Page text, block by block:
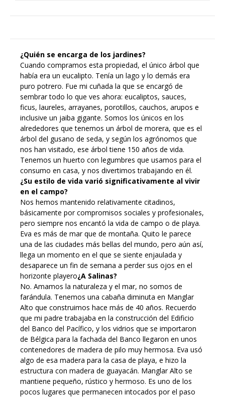
¿Quién se encarga de los jardines?
Cuando compramos esta propiedad, el único árbol que
había era un eucalipto. Tenía un lago y lo demás era
puro potrero. Fue mi cuñada la que se encargó de
sembrar todo lo que ves ahora: eucaliptos, sauces,
ficus, laureles, arrayanes, porotillos, cauchos, arupos e
inclusive un jaiba gigante. Somos los únicos en los
alrededores que tenemos un árbol de morera, que es el
árbol del gusano de seda, y según los agrónomos que
nos han visitado, ese árbol tiene 150 años de vida.
Tenemos un huerto con legumbres que usamos para el
consumo en casa, y nos divertimos trabajando en él.
¿Su estilo de vida varió significativamente al vivir
en el campo?
Nos hemos mantenido relativamente citadinos,
básicamente por compromisos sociales y profesionales,
pero siempre nos encantó la vida de campo o de playa.
Eva es más de mar que de montaña. Quito le parece
una de las ciudades más bellas del mundo, pero aún así,
llega un momento en el que se siente enjaulada y
desaparece un fin de semana a perder sus ojos en el
horizonte playero¿A Salinas?
No. Amamos la naturaleza y el mar, no somos de
farándula. Tenemos una cabaña diminuta en Manglar
Alto que construimos hace más de 40 años. Recuerdo
que mi padre trabajaba en la construcción del Edificio
del Banco del Pacífico, y los vidrios que se importaron
de Bélgica para la fachada del Banco llegaron en unos
contenedores de madera de pilo muy hermosa. Eva usó
algo de esa madera para la casa de playa, e hizo la
estructura con madera de guayacán. Manglar Alto se
mantiene pequeño, rústico y hermoso. Es uno de los
pocos lugares que permanecen intocados por el paso